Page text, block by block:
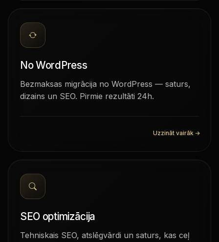
No WordPress
Bezmaksas migrācija no WordPress — saturs,
dizains un SEO. Pirmie rezultāti 24h.
Uzzināt vairāk →
SEO optimizācija
Tehniskais SEO, atslēgvārdi un saturs, kas ceļ